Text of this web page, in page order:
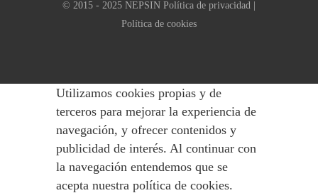
© 2015 - 2025 NEPSIN Política de privacidad |
Política de cookies
Utilizamos cookies propias y de
terceros para mejorar la experiencia de
navegación, y ofrecer contenidos y
publicidad de interés. Al continuar con
la navegación entendemos que se
acepta nuestra política de cookies.